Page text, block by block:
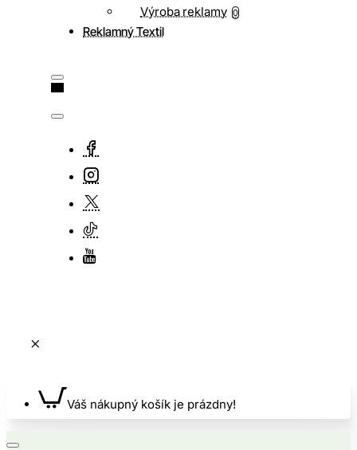
Výroba reklamy 0
Reklamný Textil
Váš nákupný košík je prázdny!